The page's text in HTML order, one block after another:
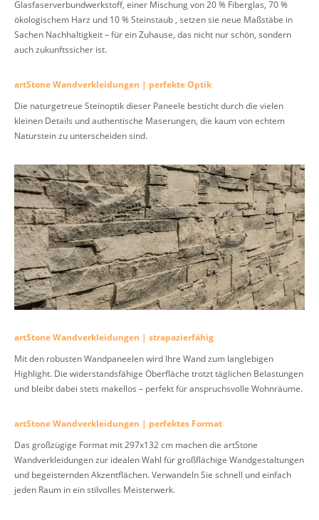
Glasfaserverbundwerkstoff, einer Mischung von 20 % Fiberglas, 70 %
ökologischem Harz und 10 % Steinstaub , setzen sie neue Maßstäbe in
Sachen Nachhaltigkeit – für ein Zuhause, das nicht nur schön, sondern
auch zukunftssicher ist.
artStone Wandverkleidungen | perfekte Optik
Die naturgetreue Steinoptik dieser Paneele besticht durch die vielen
kleinen Details und authentische Maserungen, die kaum von echtem
Naturstein zu unterscheiden sind.
artStone Wandverkleidungen | strapazierfähig
Mit den robusten Wandpaneelen wird Ihre Wand zum langlebigen
Highlight. Die widerstandsfähige Oberfläche trotzt täglichen Belastungen
und bleibt dabei stets makellos – perfekt für anspruchsvolle Wohnräume.
artStone Wandverkleidungen | perfektes Format
Das großzügige Format mit 297x132 cm machen die artStone
Wandverkleidungen zur idealen Wahl für großflächige Wandgestaltungen
und begeisternden Akzentflächen. Verwandeln Sie schnell und einfach
jeden Raum in ein stilvolles Meisterwerk.